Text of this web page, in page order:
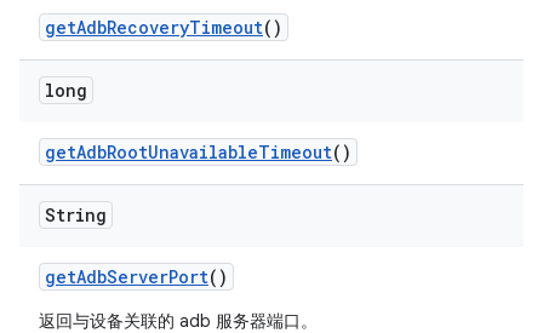
getAdbRecoveryTimeout()
long
getAdbRootUnavailableTimeout()
String
getAdbServerPort()
返回与设备关联的 adb 服务器端口。